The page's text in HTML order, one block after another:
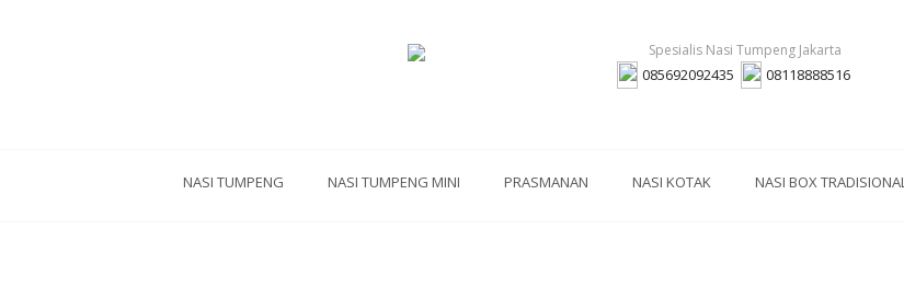
085692092435 08118888516
NASI TUMPENG NASI TUMPENG MINI PRASMANAN NASI KOTAK NASI BOX TRADISIONAL